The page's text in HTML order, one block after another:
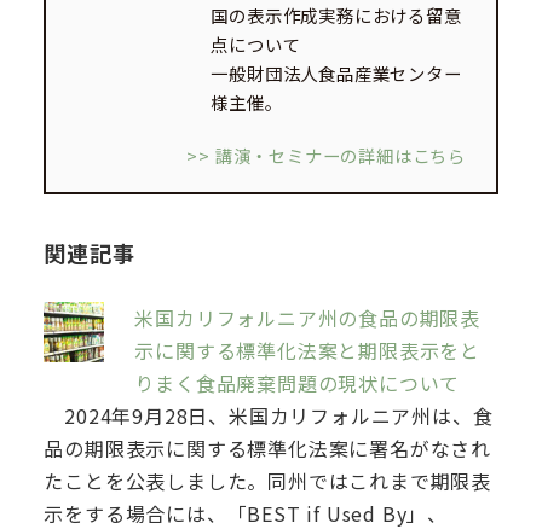
国の表示作成実務における留意
点について
一般財団法人食品産業センター
様主催。
>> 講演・セミナーの詳細はこちら
関連記事
米国カリフォルニア州の食品の期限表
示に関する標準化法案と期限表示をと
りまく食品廃棄問題の現状について
2024年9月28日、米国カリフォルニア州は、食
品の期限表示に関する標準化法案に署名がなされ
たことを公表しました。同州ではこれまで期限表
示をする場合には、「BEST if Used By」、